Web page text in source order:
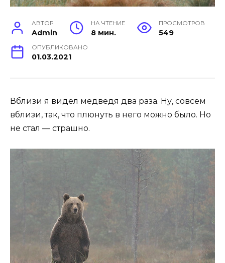
АВТОР
Admin
НА ЧТЕНИЕ
8 мин.
ПРОСМОТРОВ
549
ОПУБЛИКОВАНО
01.03.2021
Вблизи я видел медведя два раза. Ну, совсем
вблизи, так, что плюнуть в него можно было. Но
не стал — страшно.